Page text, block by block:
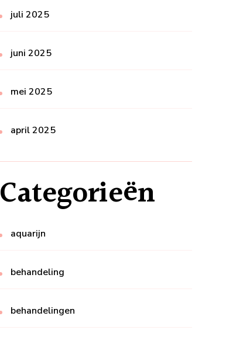
juli 2025
juni 2025
mei 2025
april 2025
Categorieën
aquarijn
behandeling
behandelingen